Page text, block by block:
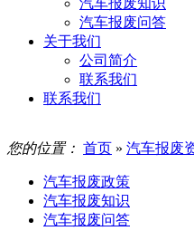
汽车报废知识
汽车报废问答
关于我们
公司简介
联系我们
联系我们
您的位置： 首页 » 汽车报废
汽车报废政策
汽车报废知识
汽车报废问答